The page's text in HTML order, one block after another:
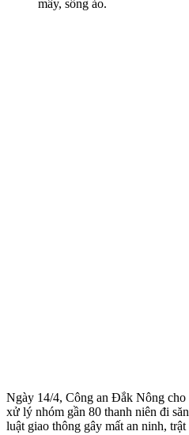
mây, sống ảo.
Ngày 14/4, Công an Đắk Nông
xử lý nhóm gần 80 thanh niên đi
luật giao thông gây mất an ninh, trật